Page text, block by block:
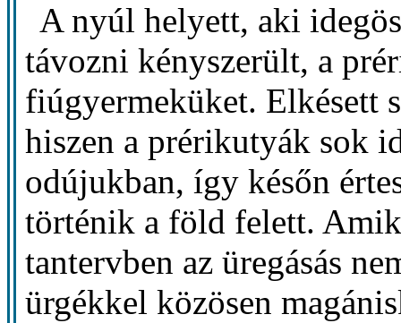
A nyúl helyett, aki
távozni kényszerült, a
fiúgyermeküket. Elkésett
hiszen a prérikutyák sok
odújukban, így későn
történik a föld felett.
tantervben az üregásás
ürgékkel közösen